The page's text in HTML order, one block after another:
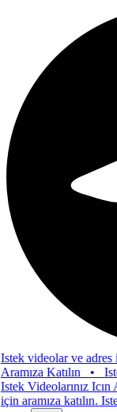
ve adres için
Katılın•Istek
Icın
katılın. Istek